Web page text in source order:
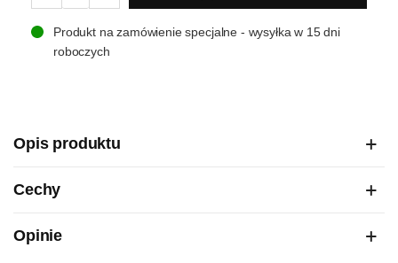
Produkt na zamówienie specjalne - wysyłka w 15 dni
roboczych
Opis produktu
Cechy
Opinie